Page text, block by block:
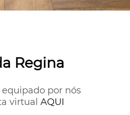
Regina
por nós
virtual AQUI